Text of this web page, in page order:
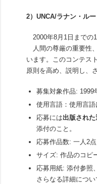
2）UNCA/ラナン・ル
2000年8月1日までの
人間の尊厳の重要性
います。このコンテス
原則を高め、説明し、
募集対象作品: 1999
使用言語：使用言語
応募には出版された
添付のこと。
応募作品数: 一人2点
サイズ: 作品のコピ
応募用紙: 添付参照
さらなる詳細につ